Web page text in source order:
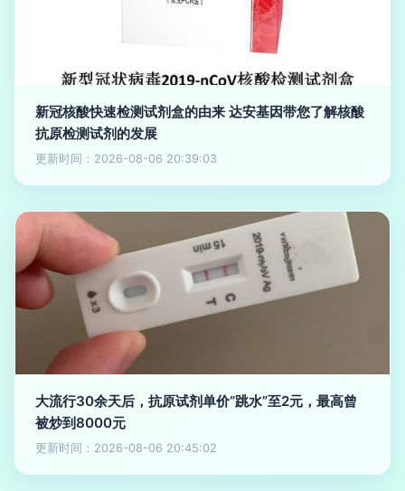
新冠核酸快速检测试剂盒的由来 达安基因带您了解核酸
抗原检测试剂的发展
更新时间：2026-08-06 20:39:03
大流行30余天后，抗原试剂单价“跳水”至2元，最高曾
被炒到8000元
更新时间：2026-08-06 20:45:02